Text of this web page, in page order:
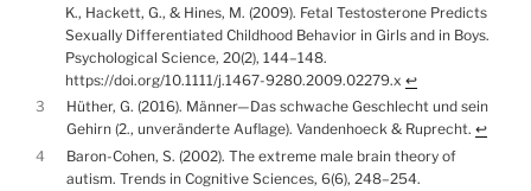
K., Hackett, G., & Hines, M. (2009). Fetal Testosterone Predicts
Sexually Differentiated Childhood Behavior in Girls and in Boys.
Psychological Science, 20(2), 144–148.
https://doi.org/10.1111/j.1467-9280.2009.02279.x ↩︎
3
Hüther, G. (2016). Männer—Das schwache Geschlecht und sein
Gehirn (2., unveränderte Auflage). Vandenhoeck & Ruprecht. ↩︎
4
Baron-Cohen, S. (2002). The extreme male brain theory of
autism. Trends in Cognitive Sciences, 6(6), 248–254.